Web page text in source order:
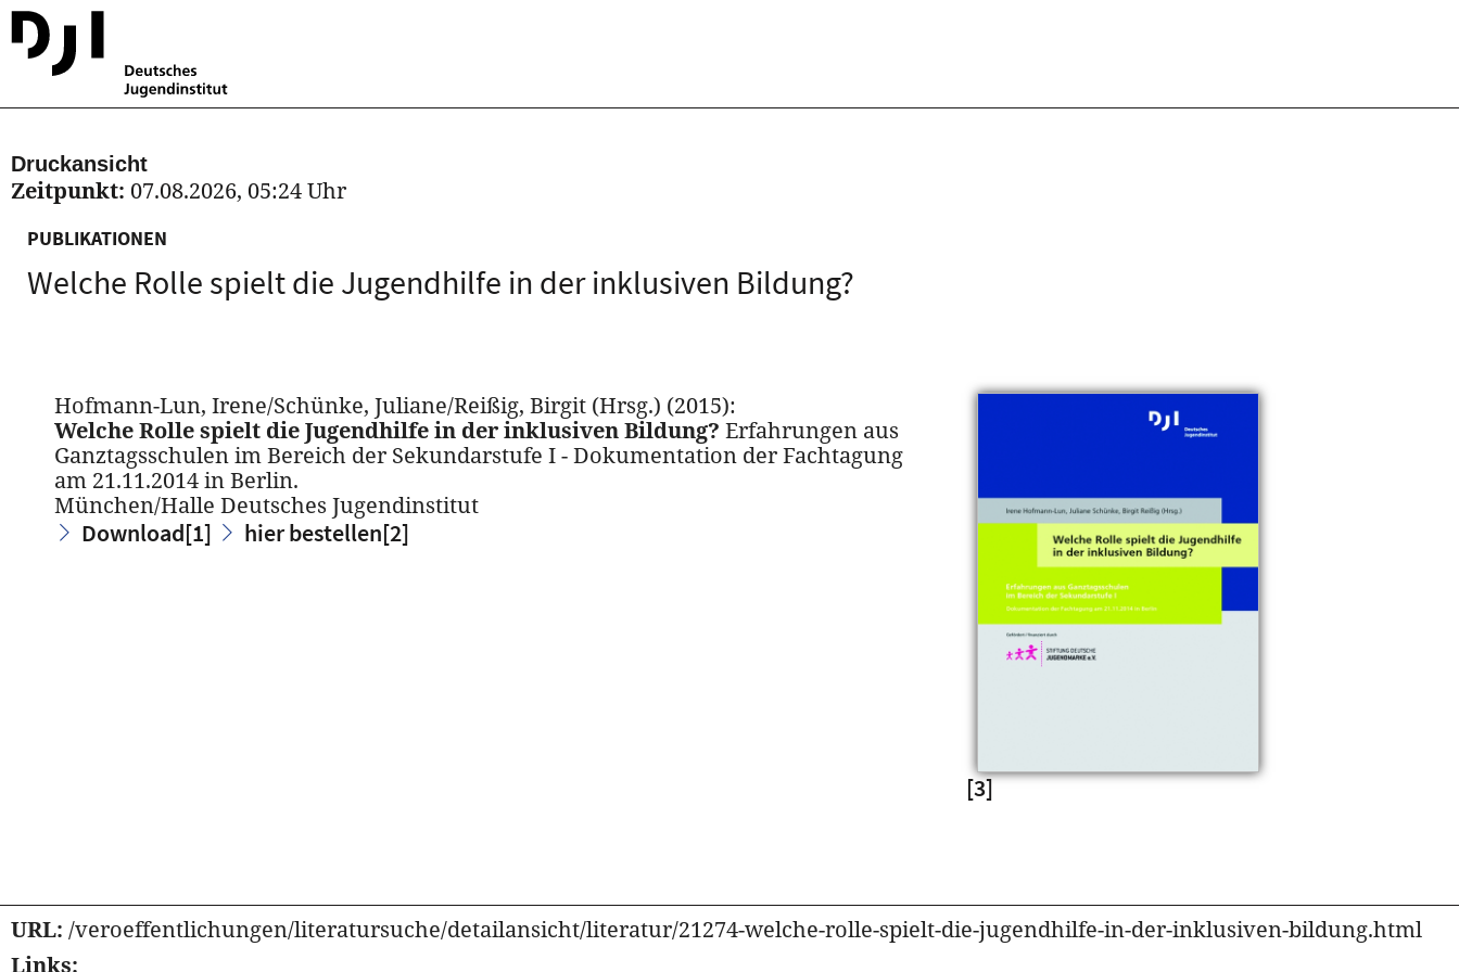
Druckansicht
Zeitpunkt: 07.08.2026, 05:24 Uhr
PUBLIKATIONEN
Welche Rolle spielt die Jugendhilfe in der inklusiven Bildung?
Hofmann-Lun, Irene/Schünke, Juliane/Reißig, Birgit (Hrsg.) (2015):
Welche Rolle spielt die Jugendhilfe in der inklusiven Bildung? Erfahrungen aus
Ganztagsschulen im Bereich der Sekundarstufe I - Dokumentation der Fachtagung
am 21.11.2014 in Berlin.
München/Halle Deutsches Jugendinstitut
Download[1] hier bestellen[2]
[3]
URL: /veroeffentlichungen/literatursuche/detailansicht/literatur/21274-welche-rolle-spielt-die-jugendhilfe-in-der-inklusiven-bildung.html
Links: